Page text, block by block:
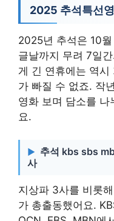
2025 추석특선
2025년 추석은 10
글날까지 무려 7일
게 긴 연휴에는 역시
가 빠질 수 없죠. 작
영화 보며 담소를 나
요.
추석 kbs sbs
사
지상파 3사를 비롯
가 총출동했어요.